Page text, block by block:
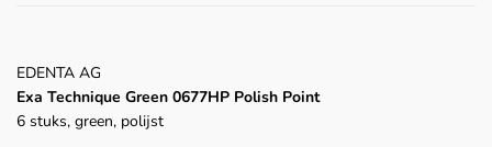
EDENTA AG
Exa Technique Green 0677HP Polish Point
6 stuks, green, polijst